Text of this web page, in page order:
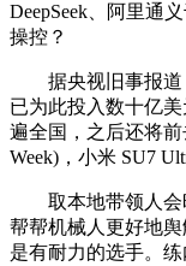
DeepSeek、阿里通
操控？
据央视旧事报道
已为此投入数十亿
遍全国，之后还将
Week)，小米 SU7
取本地带领人会
帮帮机械人更好地
是有耐力的选手。